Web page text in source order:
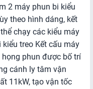
2 máy phun bi kiểu
theo hình dáng, kết
chạy các kiểu máy
treo Kết cấu máy
phun được bố trí
cánh ly tâm vận
11kW, tạo vận tốc